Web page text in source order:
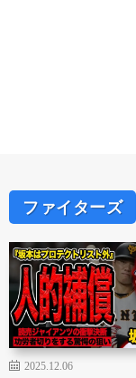
ファイターズ
2025.12.06